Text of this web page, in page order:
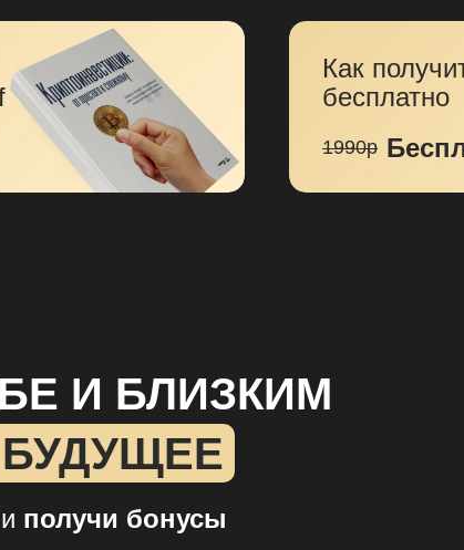
Как
бесплатно
1990р
И БЛИЗКИМ
получи бонусы